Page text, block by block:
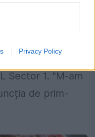
Privacy Policy
Chiliman, s-a
nivel național și
Sector 1. "M-am
de prim-